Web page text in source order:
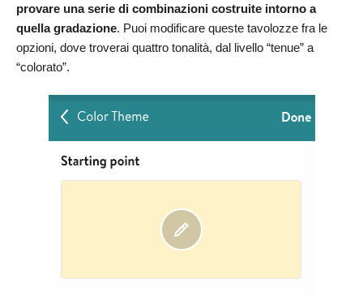
provare una serie di combinazioni costruite intorno a
quella gradazione. Puoi modificare queste tavolozze fra le
opzioni, dove troverai quattro tonalità, dal livello “tenue” a
“colorato”.